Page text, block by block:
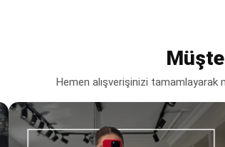
Hemen alışverişinizi tamamlayarak